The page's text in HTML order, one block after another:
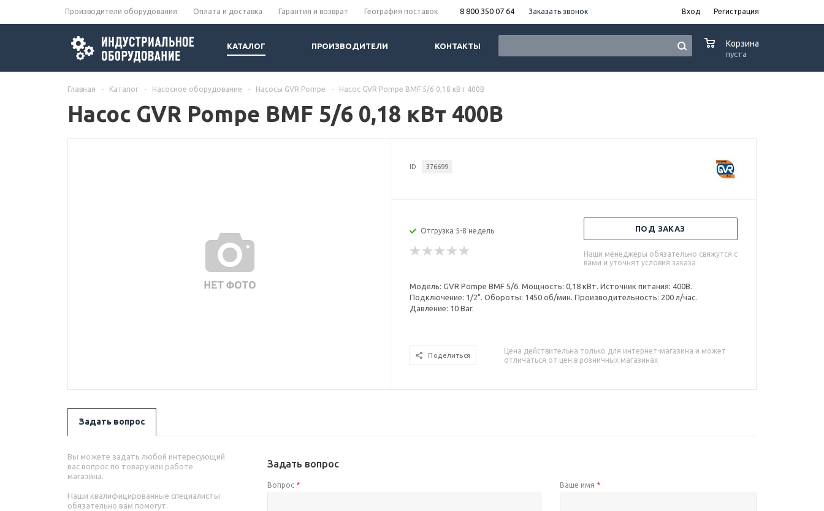
Производители оборудования Оплата и доставка Гарантия и возврат География поставок 8 800 350 07 64 Заказать звонок Вход Регистрация
КАТАЛОГ ПРОИЗВОДИТЕЛИ КОНТАКТЫ Корзина
пуста
Главная - Каталог - Насосное оборудование - Насосы GVR Pompe - Насос GVR Pompe BMF 5/6 0,18 кВт 400В
Насос GVR Pompe BMF 5/6 0,18 кВт 400В
ID 376699
Отгрузка 5-8 недель ПОД ЗАКАЗ
Наши менеджеры обязательно свяжутся с
вами и уточнят условия заказа
Модель: GVR Pompe BMF 5/6. Мощность: 0,18 кВт. Источник питания: 400В.
Подключение: 1/2". Обороты: 1450 об/мин. Производительность: 200 л/час.
Давление: 10 Bar.
Поделиться
Цена действительна только для интернет-магазина и может
отличаться от цен в розничных магазинах
Задать вопрос
Вы можете задать любой интересующий
вас вопрос по товару или работе
магазина.
Наши квалифицированные специалисты
обязательно вам помогут.
Задать вопрос
Вопрос * Ваше имя *